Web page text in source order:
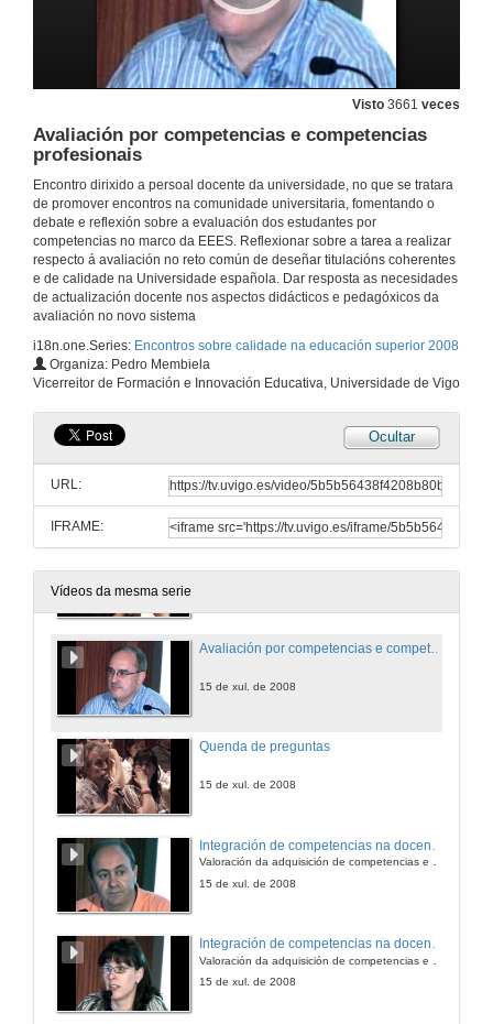
Visto 3661 veces
Avaliación por competencias e competencias
profesionais
Encontro dirixido a persoal docente da universidade, no que se tratara
de promover encontros na comunidade universitaria, fomentando o
debate e reflexión sobre a evaluación dos estudantes por
competencias no marco da EEES. Reflexionar sobre a tarea a realizar
respecto á avaliación no reto común de deseñar titulacións coherentes
e de calidade na Universidade española. Dar resposta as necesidades
de actualización docente nos aspectos didácticos e pedagóxicos da
avaliación no novo sistema
i18n.one.Series: Encontros sobre calidade na educación superior 2008
Organiza: Pedro Membiela
Vicerreitor de Formación e Innovación Educativa, Universidade de Vigo
Ocultar
URL:
IFRAME:
Vídeos da mesma serie
14 de xul. de 2008
A avaliación por competencias
14 de xul. de 2008
Conclusións do traballo realizado nos talleres
14 de xul. de 2008
Avaliación por competencias: Implicacións no traballo do docente
15 de xul. de 2008
Quenda de preguntas
15 de xul. de 2008
Quenda de preguntas
15 de xul. de 2008
Valoración da adquisición de competencias e a sua avaliación
15 de xul. de 2008
Integración de competencias na docencia
15 de xul. de 2008